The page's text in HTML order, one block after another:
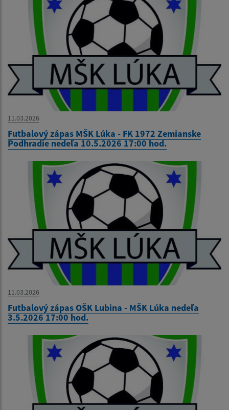
11.03.2026
Futbalový zápas MŠK Lúka - FK 1972 Zemianske
Podhradie nedeľa 10.5.2026 17:00 hod.
11.03.2026
Futbalový zápas OŠK Lubina - MŠK Lúka nedeľa
3.5.2026 17:00 hod.